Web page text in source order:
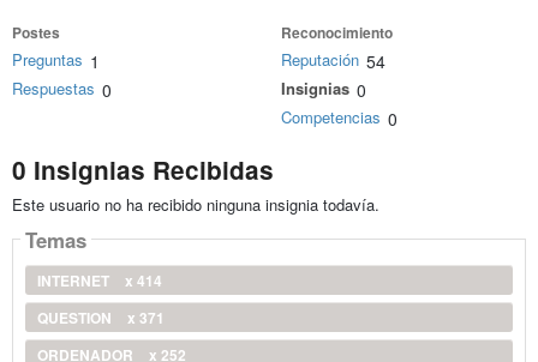
Postes
Preguntas 1
Respuestas 0
Reconocimiento
Reputación 54
Insignias 0
Competencias 0
0 Insignias Recibidas
Este usuario no ha recibido ninguna insignia todavía.
Temas
INTERNET
x 414
QUESTION
x 371
ORDENADOR
x 252